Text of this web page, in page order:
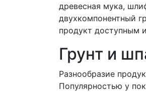
древесная мука,
двухкомпонентный
продукт доступным
Грунт и
Разнообразие
Популярностью у